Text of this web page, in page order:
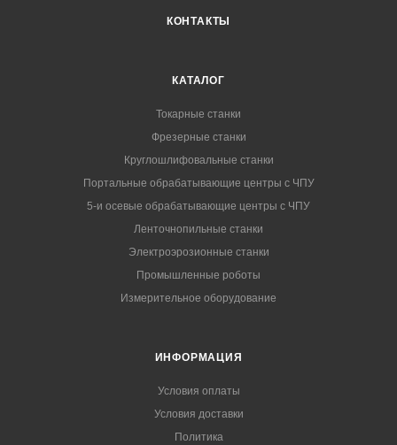
КОНТАКТЫ
КАТАЛОГ
Токарные станки
Фрезерные станки
Круглошлифовальные станки
Портальные обрабатывающие центры с ЧПУ
5-и осевые обрабатывающие центры с ЧПУ
Ленточнопильные станки
Электроэрозионные станки
Промышленные роботы
Измерительное оборудование
ИНФОРМАЦИЯ
Условия оплаты
Условия доставки
Политика